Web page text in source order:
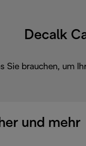
Decalk
Sie brauchen, um
und mehr